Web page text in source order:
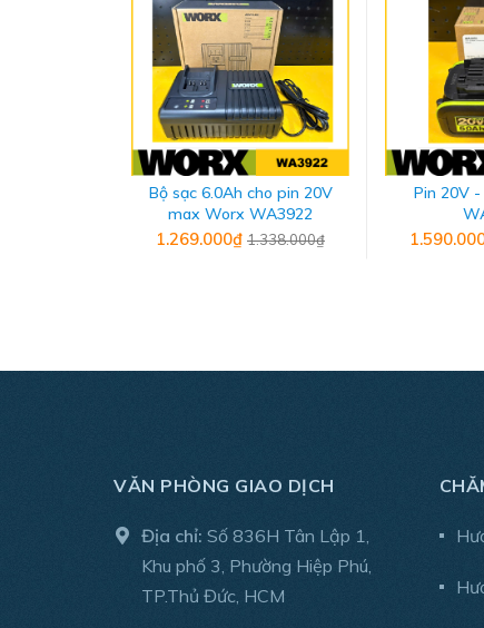
- Sử dụng nguồn điện: 220V
- Thời gian sạc: 1.5 Ah 30 phút; 2.0 Ah 40
- Trọng lượng: 0.5 kg
Bộ sạc 6.0Ah cho pin 20V
max Worx WA3922
1.269.000₫ 1.338.000₫
Pin 20V
VĂN PHÒNG GIAO DỊCH
Địa chỉ: Số 836H Tân Lập 1,
Khu phố 3, Phường Hiệp Phú,
TP.Thủ Đức, HCM